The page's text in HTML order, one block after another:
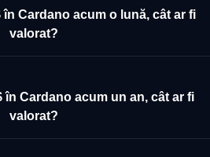
în Cardano acum o lună, cât ar fi
valorat?
în Cardano acum un an, cât ar fi
valorat?